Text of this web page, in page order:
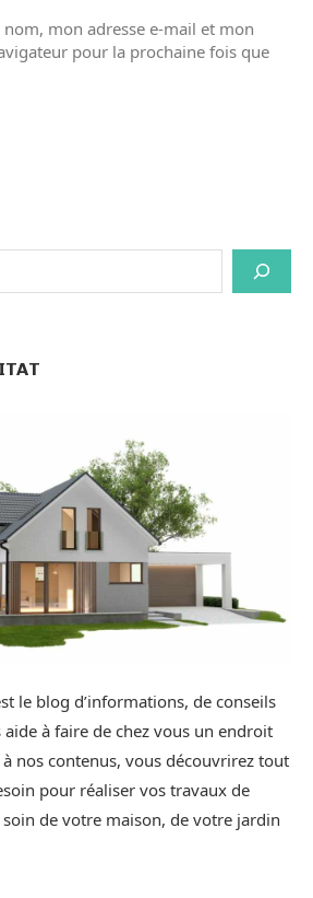
mon adresse e-mail et mon
pour la prochaine fois que
le blog d’informations, de conseils
aide à faire de chez vous un endroit
nos contenus, vous découvrirez tout
pour réaliser vos travaux de
de votre maison, de votre jardin